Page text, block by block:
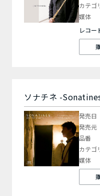
カテゴ
媒体
レコー
ソナチネ -
発売日
発売元
品番
カテゴ
媒体